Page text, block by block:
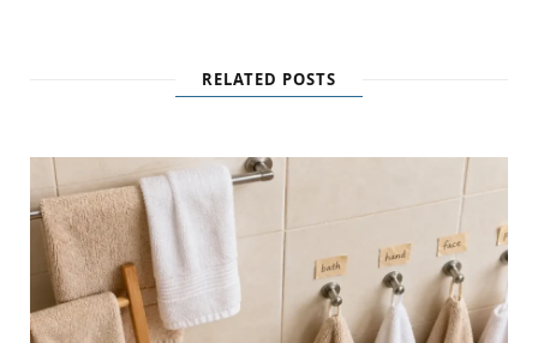
RELATED POSTS